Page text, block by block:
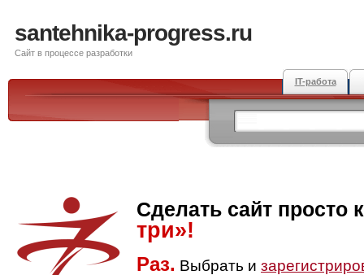
santehnika-progress.ru
Сайт в процессе разработки
IT-работа
Сделать сайт просто
три»!
Раз. Выбрать и